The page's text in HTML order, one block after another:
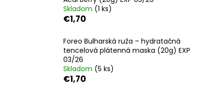
Skladom (1 ks)
€1,70
Foreo Bulharská ruža – hydratačná
tencelová plátenná maska (20g) EXP
03/26
Skladom (5 ks)
€1,70